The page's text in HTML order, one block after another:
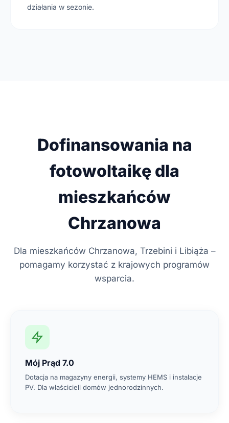
działania w sezonie.
Dofinansowania na
fotowoltaikę dla
mieszkańców
Chrzanowa
Dla mieszkańców Chrzanowa, Trzebini i Libiąża –
pomagamy korzystać z krajowych programów
wsparcia.
Mój Prąd 7.0
Dotacja na magazyny energii, systemy HEMS i instalacje
PV. Dla właścicieli domów jednorodzinnych.